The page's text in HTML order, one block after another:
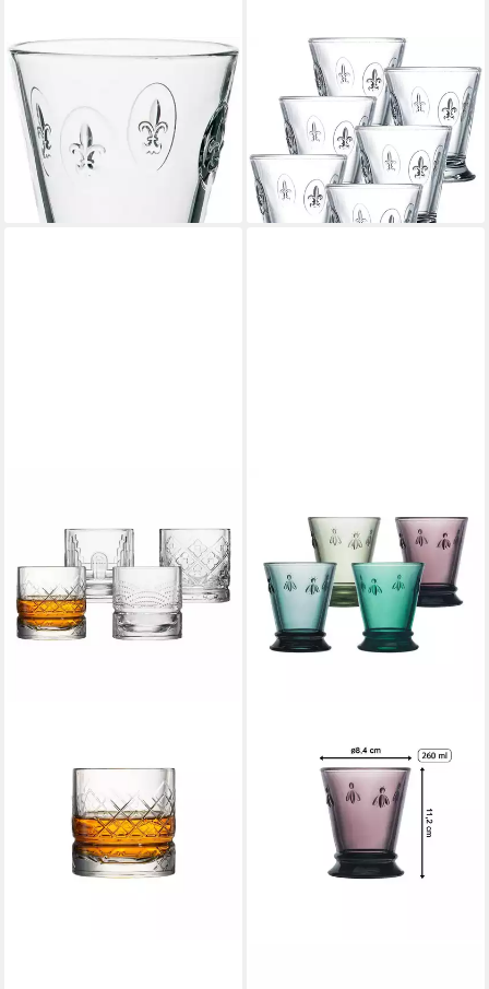
LA ROCHERE
Weinglas Weinglas Fleur De
Lys Lilie 240 ml - 6er Set, 1-
tlg.
39,85 €
lieferbar - in 9-11 Werktagen bei
LA ROCHERE
Whiskyglas Serie 'Lilienblte'
Whiskybecher (6 Stück), 1-tlg.
38,65 €
lieferbar - in 9-11 Werktagen bei
dir